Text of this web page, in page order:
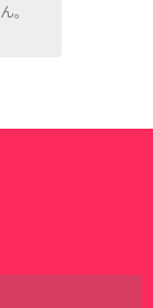
。